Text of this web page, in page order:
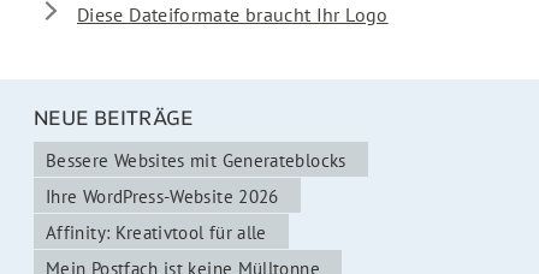
Diese Dateiformate braucht Ihr Logo
NEUE BEITRÄGE
Bessere Websites mit Generateblocks
Ihre WordPress-Website 2026
Affinity: Kreativtool für alle
Mein Postfach ist keine Mülltonne